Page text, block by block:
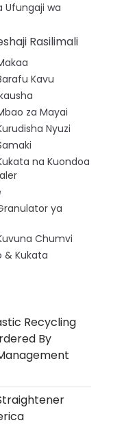
Ufungaji wa
Rasilimali
Kavu
za Mayai
Nyuzi
na Kuondoa
ya
Chumvi
& Kukata
Recycling
By